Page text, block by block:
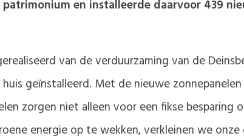
en installeerde daarvoor 439
van de verduurzaming van de
geïnstalleerd. Met de nieuwe
zorgen niet alleen voor een fikse besparing
energie op te wekken, verkleinen we